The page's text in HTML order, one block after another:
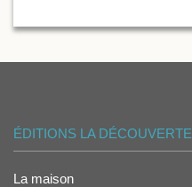
ÉDITIONS LA DÉCOUVERTE
La maison